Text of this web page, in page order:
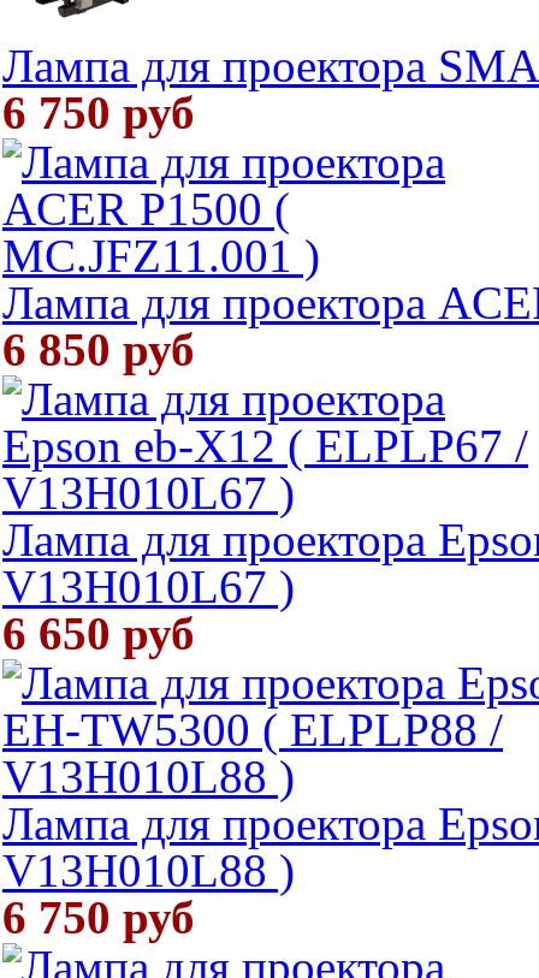
Лампа для проектора
6 750 руб
Лампа для проектора
6 850 руб
Лампа для проектора
V13H010L67 )
6 650 руб
Лампа для проектора
V13H010L88 )
6 750 руб